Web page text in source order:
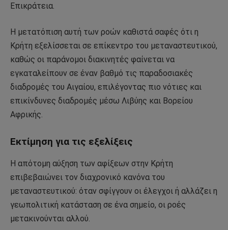
Επικράτεια.
Η μετατόπιση αυτή των ροών καθιστά σαφές ότι η
Κρήτη εξελίσσεται σε επίκεντρο του μεταναστευτικού,
καθώς οι παράνομοι διακινητές φαίνεται να
εγκαταλείπουν σε έναν βαθμό τις παραδοσιακές
διαδρομές του Αιγαίου, επιλέγοντας πιο νότιες και
επικίνδυνες διαδρομές μέσω Λιβύης και Βορείου
Αφρικής.
Εκτίμηση για τις εξελίξεις
Η απότομη αύξηση των αφίξεων στην Κρήτη
επιβεβαιώνει τον διαχρονικό κανόνα του
μεταναστευτικού: όταν σφίγγουν οι έλεγχοι ή αλλάζει η
γεωπολιτική κατάσταση σε ένα σημείο, οι ροές
μετακινούνται αλλού.